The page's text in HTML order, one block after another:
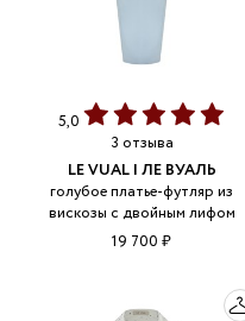
5,0
3 отзыва
LE VUAL | ЛЕ ВУАЛЬ
голубое платье-футляр из
вискозы с двойным лифом
19 700 ₽